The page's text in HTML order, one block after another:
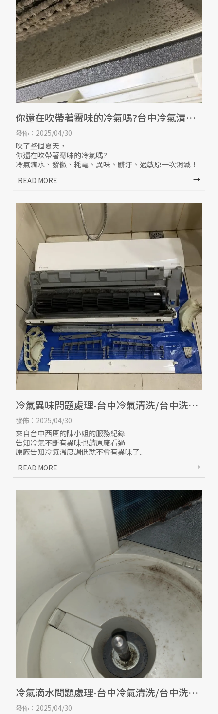
你還在吹帶著霉味的冷氣嗎?台中冷氣清洗/
台中洗冷氣
發佈：2025/04/30
吹了整個夏天，
你還在吹帶著霉味的冷氣嗎?
冷氣滴水、發黴、耗電、異味、髒汙、過敏原一次消滅！
冷氣異味問題處理-台中冷氣清洗/台中洗冷
氣
發佈：2025/04/30
來自台中西區的陳小姐的服務紀錄
告知冷氣不斷有異味也請原廠看過
原廠告知冷氣溫度調低就不會有異味了..
冷氣滴水問題處理-台中冷氣清洗/台中洗冷
氣
發佈：2025/04/30